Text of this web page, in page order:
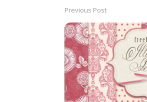
Post
navigation
Previous Post